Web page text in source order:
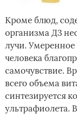
Кроме блюд,
организма Д3
лучи. Умеренное
человека
самочувствие.
всего объема
синтезируется
ультрафиолета.